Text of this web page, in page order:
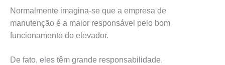
Normalmente imagina-se que a empresa de
manutenção é a maior responsável pelo bom
funcionamento do elevador.
De fato, eles têm grande responsabilidade,